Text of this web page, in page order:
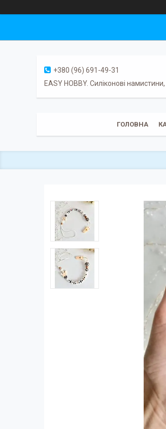
+380 (96) 691-49-31
EASY HOBBY. Силіконові
ГОЛОВНА